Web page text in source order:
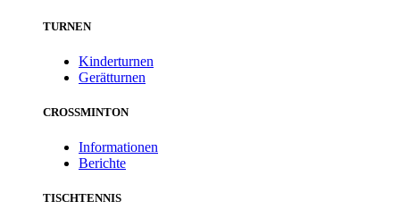
TURNEN
Kinderturnen
Gerätturnen
CROSSMINTON
Informationen
Berichte
TISCHTENNIS